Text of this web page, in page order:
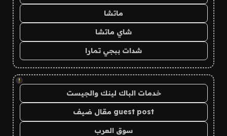
ماتشا
شاي ماتشا
شدات ببجي تمارا
!
خدمات الباك لينك والجيست
guest post مقال ضيف
سوق العرب